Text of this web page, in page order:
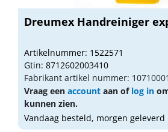
Dreumex Handreiniger
Artikelnummer: 1522571
Gtin: 8712602003410
Fabrikant artikel nummer:
Vraag een account aan of log in
kunnen zien.
Vandaag besteld, morgen geleverd